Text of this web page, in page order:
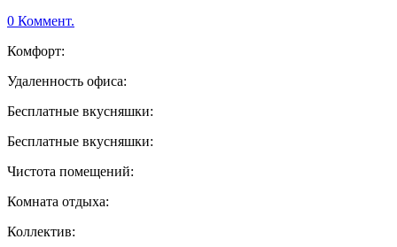
0 Коммент.
Комфорт:
Удаленность офиса:
Бесплатные вкусняшки:
Бесплатные вкусняшки:
Чистота помещений:
Комната отдыха:
Коллектив: